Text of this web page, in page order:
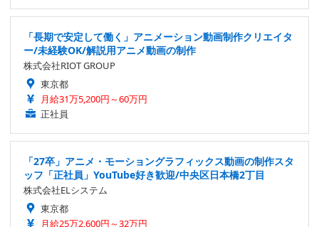
「長期で安定して働く」アニメーション動画制作クリエイタ
ー/未経験OK/解説用アニメ動画の制作
株式会社RIOT GROUP
東京都
月給31万5,200円～60万円
正社員
「27卒」アニメ・モーショングラフィックス動画の制作スタ
ッフ「正社員」YouTube好き歓迎/中央区日本橋2丁目
株式会社ELシステム
東京都
月給25万2,600円～32万円